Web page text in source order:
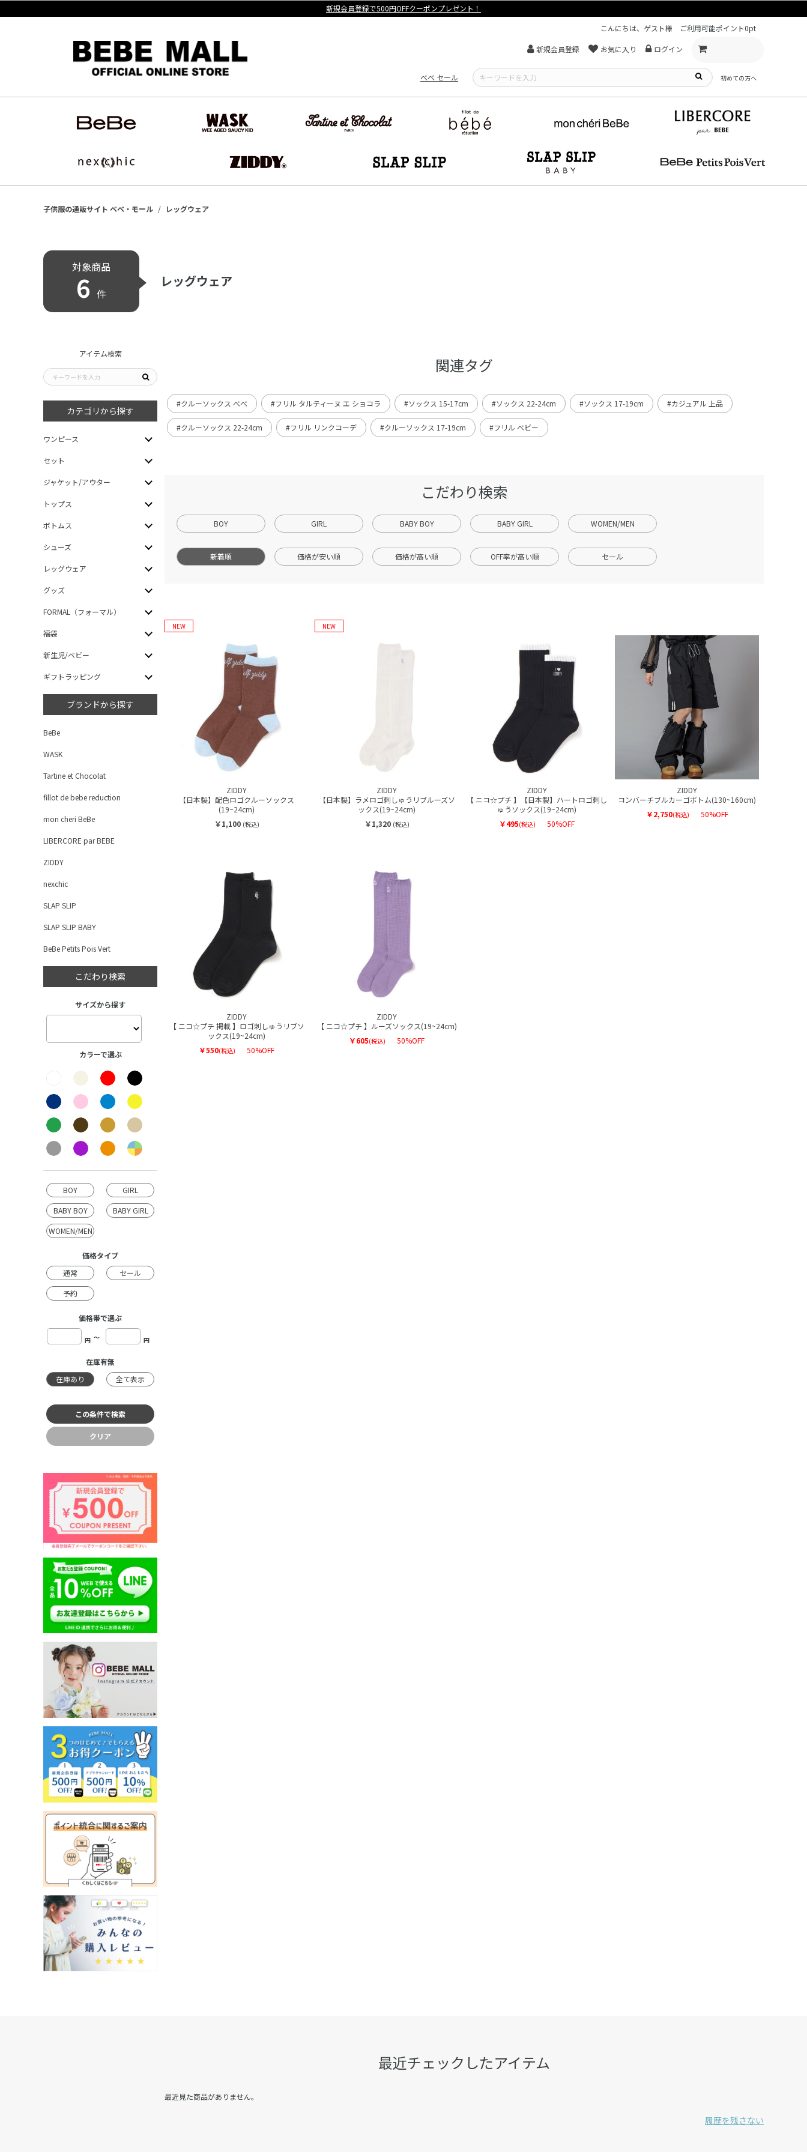
新規会員登録で500円OFFクーポンプレゼント！
こんにちは、ゲスト様
ご利用可能ポイント0pt
新規会員登録 お気に入り ログイン
べべ セール 初めての方へ
子供服の通販サイト ベベ・モール レッグウェア
対象商品
6 件
レッグウェア
アイテム検索
カテゴリから探す
ワンピース
セット
ジャケット/アウター
トップス
ボトムス
シューズ
レッグウェア
グッズ
FORMAL（フォーマル）
福袋
新生児/ベビー
ギフトラッピング
ブランドから探す
BeBe
WASK
Tartine et Chocolat
fillot de bebe reduction
mon cheri BeBe
LIBERCORE par BEBE
ZIDDY
nexchic
SLAP SLIP
SLAP SLIP BABY
BeBe Petits Pois Vert
こだわり検索
サイズから探す
カラーで選ぶ
BOY
GIRL
BABY BOY
BABY GIRL
WOMEN/MEN
価格タイプ
通常
セール
予約
価格帯で選ぶ
円 ～ 円
在庫有無
在庫あり
全て表示
クリア
関連タグ
#クルーソックス べべ #フリル タルティーヌ エ ショコラ #ソックス 15-17cm #ソックス 22-24cm #ソックス 17-19cm #カジュアル 上品
#クルーソックス 22-24cm #フリル リンクコーデ #クルーソックス 17-19cm #フリル ベビー
こだわり検索
BOY GIRL BABY BOY BABY GIRL WOMEN/MEN
新着順 価格が安い順 価格が高い順 OFF率が高い順 セール
NEW
ZIDDY
【日本製】配色ロゴクルーソックス
(19~24cm)
￥1,100 (税込)
NEW
ZIDDY
【日本製】ラメロゴ刺しゅうリブルーズソ
ックス(19~24cm)
￥1,320 (税込)
ZIDDY
【 ニコ☆プチ 】【日本製】ハートロゴ刺し
ゅうソックス(19~24cm)
￥495(税込) 50%OFF
ZIDDY
コンバーチブルカーゴボトム(130~160cm)
￥2,750(税込) 50%OFF
ZIDDY
【 ニコ☆プチ 掲載 】ロゴ刺しゅうリブソ
ックス(19~24cm)
￥550(税込) 50%OFF
ZIDDY
【 ニコ☆プチ 】ルーズソックス(19~24cm)
￥605(税込) 50%OFF
最近チェックしたアイテム
最近見た商品がありません。
履歴を残さない